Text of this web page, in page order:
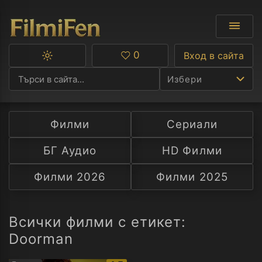
Избери
Ф
С
А
Превключване
тъмна
тема
Любими
0 Вход в сайта
Филми
Сериали
БГ Аудио
HD Филми
Филми 2026
Филми 2025
Всички филми с етикет:
Doorman